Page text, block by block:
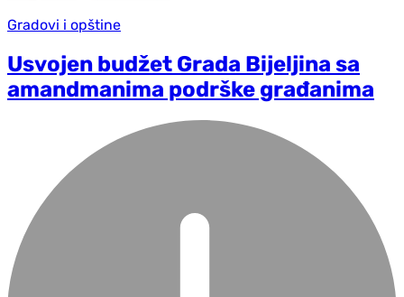
Gradovi i opštine
Usvojen budžet Grada Bijeljina sa
amandmanima podrške građanima